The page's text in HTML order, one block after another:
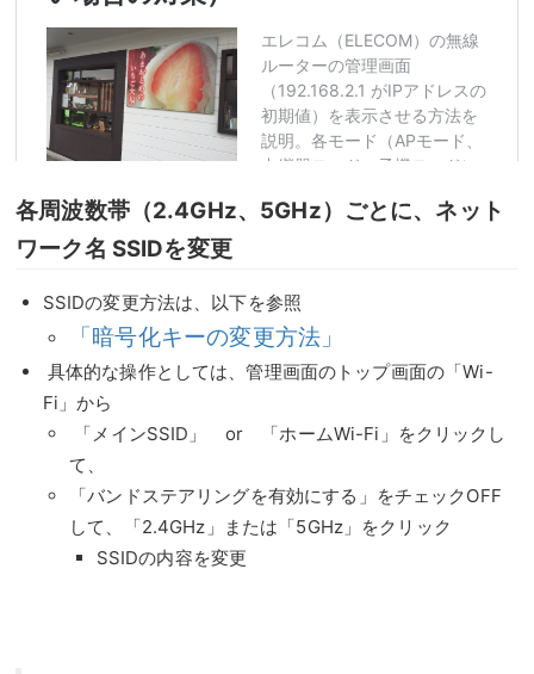
各周波数帯（2.4GHz、5GHz）ごとに、ネット
ワーク名 SSIDを変更
SSIDの変更方法は、以下を参照
「暗号化キーの変更方法」
具体的な操作としては、管理画面のトップ画面の「Wi-
Fi」から
「メインSSID」 or 「ホームWi-Fi」をクリックし
て、
「バンドステアリングを有効にする」をチェックOFF
して、「2.4GHz」または「5GHz」をクリック
SSIDの内容を変更